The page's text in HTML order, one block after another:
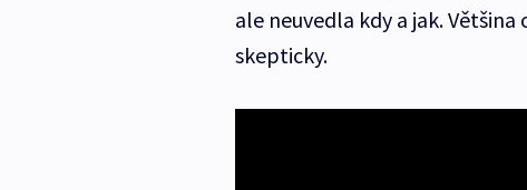
ale neuvedla kdy a jak.
skepticky.